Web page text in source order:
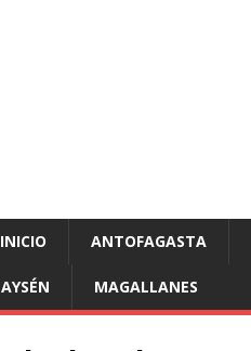
INICIO ANTOFAGASTA
AYSÉN MAGALLANES